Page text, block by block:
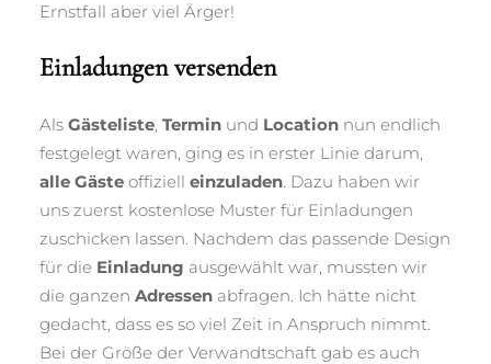
Ernstfall aber viel Ärger!
Einladungen versenden
AlsGästeliste ,Termin und Location nun endlich
festgelegt waren, ging es in erster Linie darum,
alle Gäste offizielleinzuladen . Dazu haben wir
uns zuerst kostenlose Muster für Einladungen
zuschicken lassen. Nachdem das passende Design
für die Einladung ausgewählt war, mussten wir
die ganzenAdressen abfragen. Ich hätte nicht
gedacht, dass es so viel Zeit in Anspruch nimmt.
Bei der Größe der Verwandtschaft gab es auch